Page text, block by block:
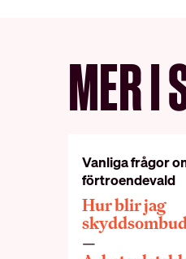
MER I
Vanliga frågor
förtroendevald
Hur blir jag